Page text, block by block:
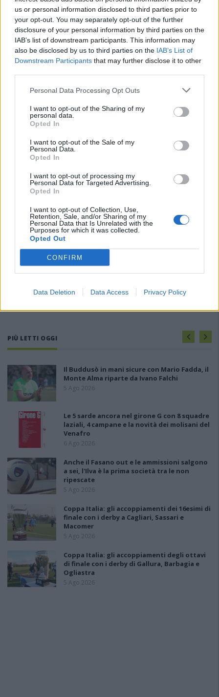
us or personal information disclosed to third parties prior to
your opt-out. You may separately opt-out of the further
disclosure of your personal information by third parties on the
IAB’s list of downstream participants. This information may
also be disclosed by us to third parties on the IAB’s List of
Downstream Participants that may further disclose it to other
Personal Data Processing Opt Outs
I want to opt-out of the Sharing of my
personal data.
Opted In
I want to opt-out of the Sale of my
Personal Data.
Opted In
I want to opt-out of processing my
Personal Data for Targeted Advertising.
Opted In
I want to opt-out of Collection, Use,
Retention, Sale, and/or Sharing of my
Personal Data that Is Unrelated with the
Purposes for which it was collected.
Opted Out
CONFIRM
Data Deletion Data Access Privacy Policy
PIÙ LETTI OGGI
Il Buddusò in mani sicure con Mario Fadda, il
Monte Alma riparte da Ivano Falchi
5 Ago 2026
Le 5 sarde ancora nel girone G con 8 squadre
laziali, 4 campane e la novità dei molisani del
Venafro
6 Ago 2026
Anche il Fasano out e le ammissioni salgono
a sei, l'Ilva è la prima società tra le non
ripescate
5 Ago 2026
Coppa Italia: gli accoppiamenti dei 16esimi di
finale con i derby a Cagliari, Sassari e
Macomer
5 Ago 2026
Coppa Italia: gli accoppiamenti degli ottavi
di finale con i derby di Gallura, Barbagia e
Ogliastra
5 Ago 2026